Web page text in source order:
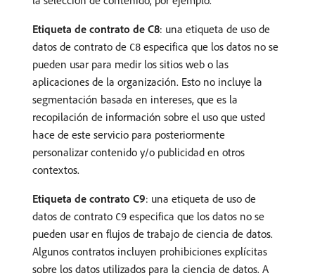
Etiqueta de contrato de C8: una etiqueta de uso de
datos de contrato de C8 especifica que los datos no se
pueden usar para medir los sitios web o las
aplicaciones de la organización. Esto no incluye la
segmentación basada en intereses, que es la
recopilación de información sobre el uso que usted
hace de este servicio para posteriormente
personalizar contenido y/o publicidad en otros
contextos.
Etiqueta de contrato C9: una etiqueta de uso de
datos de contrato C9 especifica que los datos no se
pueden usar en flujos de trabajo de ciencia de datos.
Algunos contratos incluyen prohibiciones explícitas
sobre los datos utilizados para la ciencia de datos. A